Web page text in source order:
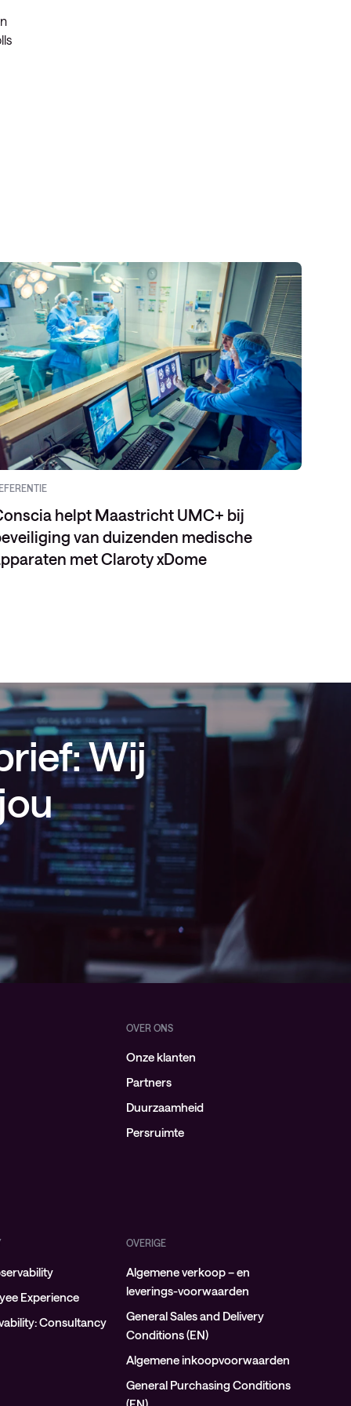
helpt Maastricht UMC+ bij
van duizenden medische
met Claroty xDome
Wij
OVER ONS
Onze klanten
Partners
Duurzaamheid
Persruimte
Experience
Consultancy
OVERIGE
Algemene verkoop – en
leverings-voorwaarden
General Sales and Delivery
Conditions (EN)
Algemene inkoopvoorwaarden
General Purchasing Conditions